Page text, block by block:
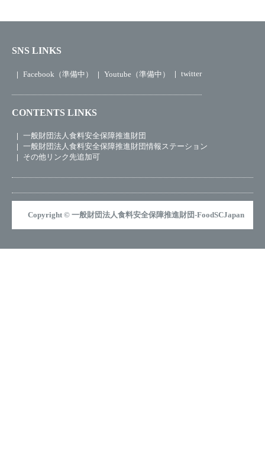
SNS LINKS
Facebook（準備中） Youtube（準備中） twitter
CONTENTS LINKS
一般財団法人食料安全保障推進財団
一般財団法人食料安全保障推進財団情報ステーション
その他リンク先追加可
Copyright © 一般財団法人食料安全保障推進財団-FoodSCJapan